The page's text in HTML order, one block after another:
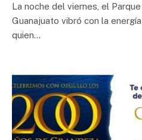
La noche del viernes, el
Guanajuato vibró con la
quien…